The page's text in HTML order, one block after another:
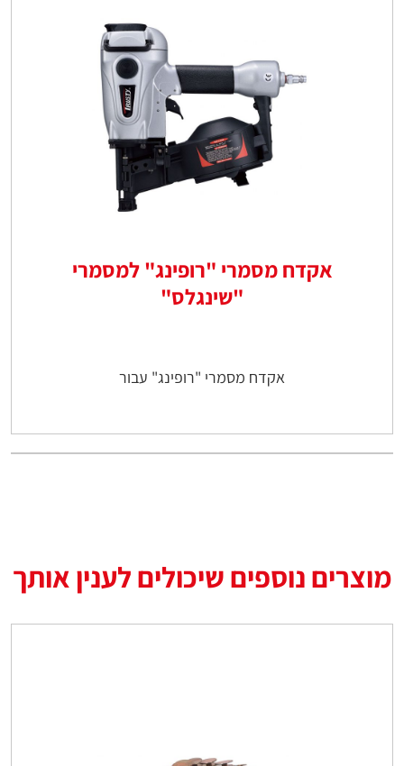
אקדח מסמרי "רופינג" למסמרי
"שינגלס"
אקדח מסמרי "רופינג" עבור
מוצרים נוספים שיכולים לענין אותך